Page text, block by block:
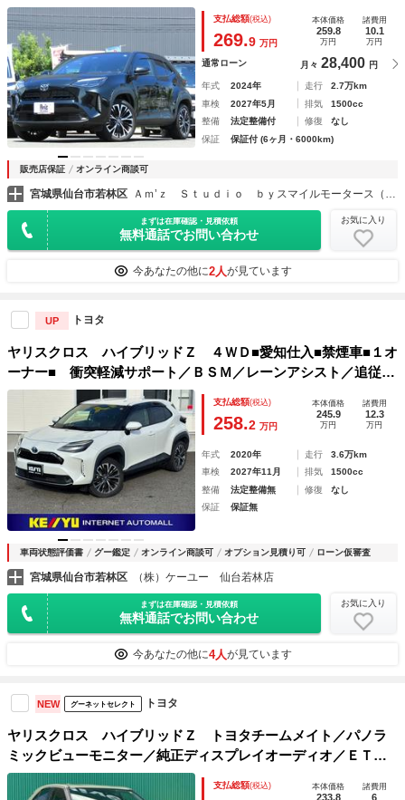
ＳＳ（衝突軽減・レーンアシスト・レダクル・Ａハイビーム）
◆シートヒーター＆ＨＤヒーター◆
支払総額(税込)
269.9 万円
本体価格
259.8
万円
諸費用
10.1
万円
通常ローン 月々 28,400 円
年式 2024年 走行
2.7万km
車検
2027年5月 排気
1500cc
整備
法定整備付 修復
なし
保証
保証付 (6ヶ月・6000km)
販売店保証 オンライン商談可
宮城県仙台市若林区 Ａｍ’ｚ Ｓｔｕｄｉｏ ｂｙスマイルモータース（株）
まずは在庫確認・見積依頼
無料通話でお問い合わせ
お気に入り
今あなたの他に2人が見ています
UP トヨタ
ヤリスクロス ハイブリッドＺ ４ＷＤ■愛知仕入■禁煙車■１オ
ーナー■ 衝突軽減サポート／ＢＳＭ／レーンアシスト／追従ク
ルーズ／コーナーセンサー／シートヒーター／電動リアゲート
／純正ナビ／全方位カメラ／フルセグＴＶ＆走行時視聴キット
／ＢＴオーディオ／ＬＥＤライト／フォグ
支払総額(税込)
258.2 万円
本体価格
245.9
万円
諸費用
12.3
万円
年式 2020年 走行
3.6万km
車検
2027年11月 排気
1500cc
整備
法定整備無 修復
なし
保証
保証無
車両状態評価書 グー鑑定 オンライン商談可 オプション見積り可 ローン仮審査
宮城県仙台市若林区 （株）ケーユー 仙台若林店
まずは在庫確認・見積依頼
無料通話でお問い合わせ
お気に入り
今あなたの他に4人が見ています
NEW グーネットセレクト トヨタ
ヤリスクロス ハイブリッドＺ トヨタチームメイト／パノラ
ミックビューモニター／純正ディスプレイオーディオ／ＥＴＣ
／社外ドライブレコーダー／ハーフレザーシート／パワーシー
ト／前席シートヒーター／ステアリングヒーター／禁煙車
支払総額(税込) 本体価格
233.8
諸費用
6